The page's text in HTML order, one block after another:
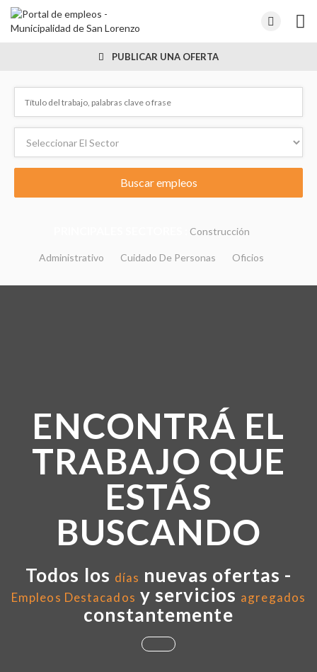
PUBLICAR UNA OFERTA
Construcción
Administrativo Cuidado De Personas Oficios
ENCONTRÁ EL
TRABAJO QUE
ESTÁS
BUSCANDO
Todos los días nuevas ofertas -
Empleos Destacados y servicios agregados
constantemente